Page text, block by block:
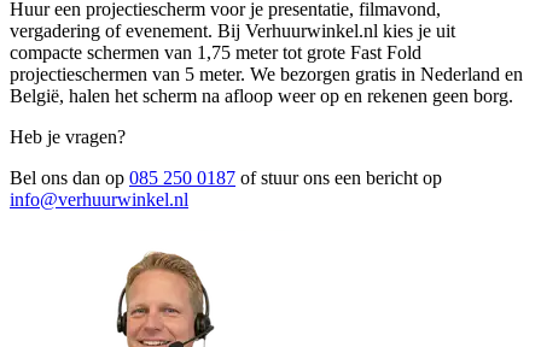
Huur een projectiescherm voor je presentatie, filmavond,
vergadering of evenement. Bij Verhuurwinkel.nl kies je uit
compacte schermen van 1,75 meter tot grote Fast Fold
projectieschermen van 5 meter. We bezorgen gratis in Nederland en
België, halen het scherm na afloop weer op en rekenen geen borg.
Heb je vragen?
Bel ons dan op 085 250 0187 of stuur ons een bericht op
info@verhuurwinkel.nl